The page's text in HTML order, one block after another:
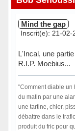
Mind the gap
Inscrit(e): 21-02-
L'Incal, une
R.I.P. Moebius...
"Comment diable un
du matin par une
une tartine, chier,
débattre dans le
produit du fric pour